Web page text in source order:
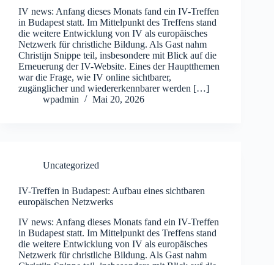
IV news: Anfang dieses Monats fand ein IV-Treffen
in Budapest statt. Im Mittelpunkt des Treffens stand
die weitere Entwicklung von IV als europäisches
Netzwerk für christliche Bildung. Als Gast nahm
Christijn Snippe teil, insbesondere mit Blick auf die
Erneuerung der IV-Website. Eines der Hauptthemen
war die Frage, wie IV online sichtbarer,
zugänglicher und wiedererkennbarer werden […]
wpadmin
Mai 20, 2026
Uncategorized
IV-Treffen in Budapest: Aufbau eines sichtbaren
europäischen Netzwerks
IV news: Anfang dieses Monats fand ein IV-Treffen
in Budapest statt. Im Mittelpunkt des Treffens stand
die weitere Entwicklung von IV als europäisches
Netzwerk für christliche Bildung. Als Gast nahm